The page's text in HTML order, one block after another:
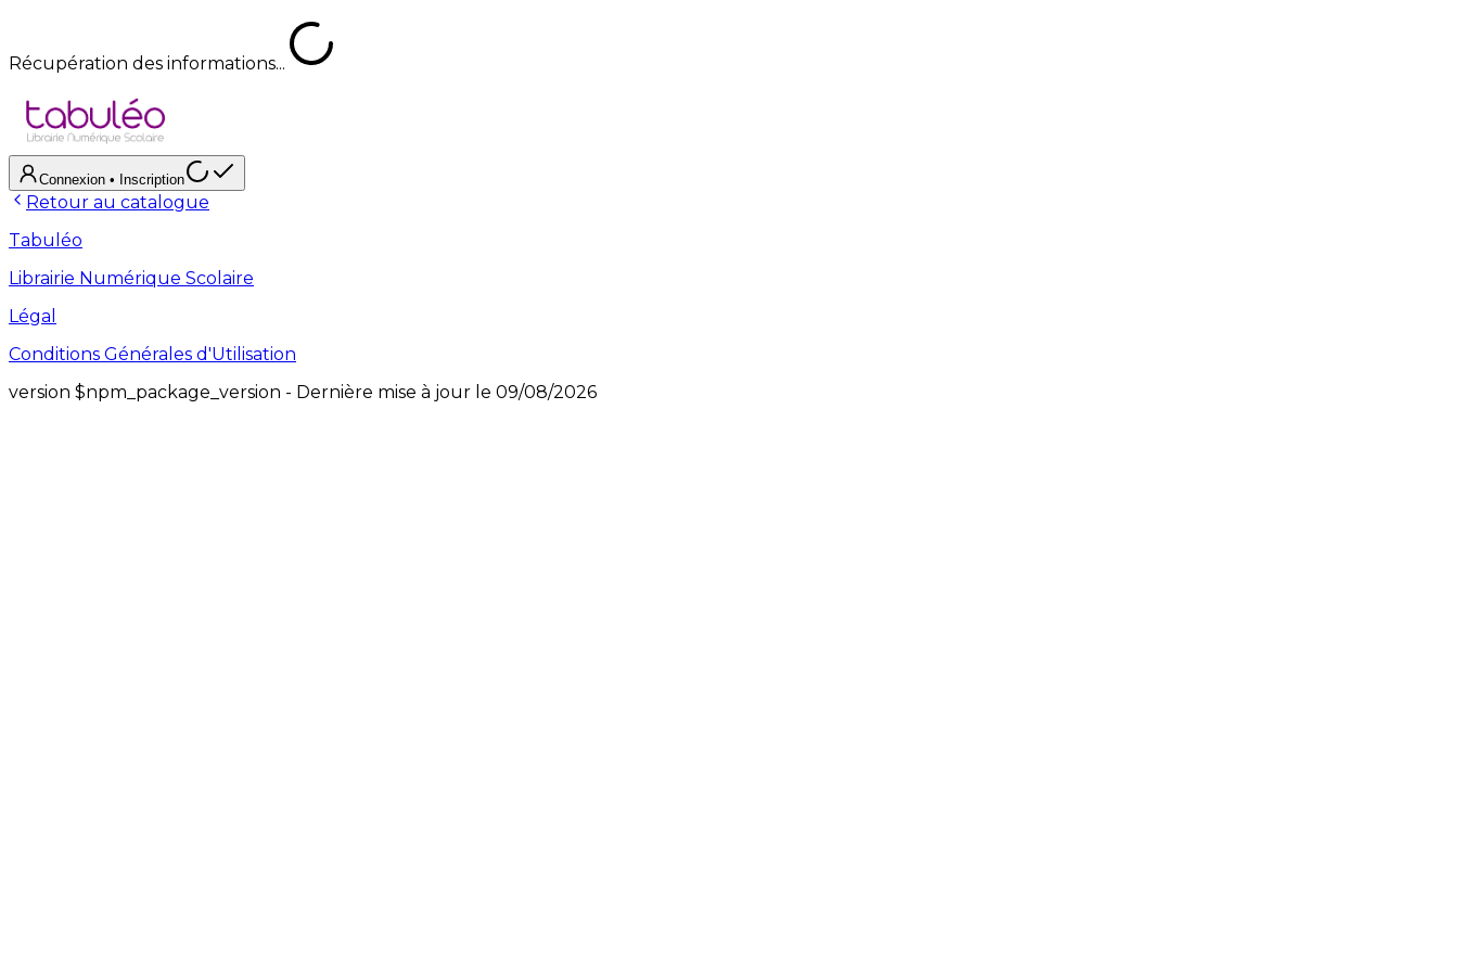
Récupération des informations...
Connexion • Inscription
Retour au catalogue
Tabuléo
Librairie Numérique Scolaire
Légal
Conditions Générales d'Utilisation
version $npm_package_version - Dernière mise à jour le 09/08/2026